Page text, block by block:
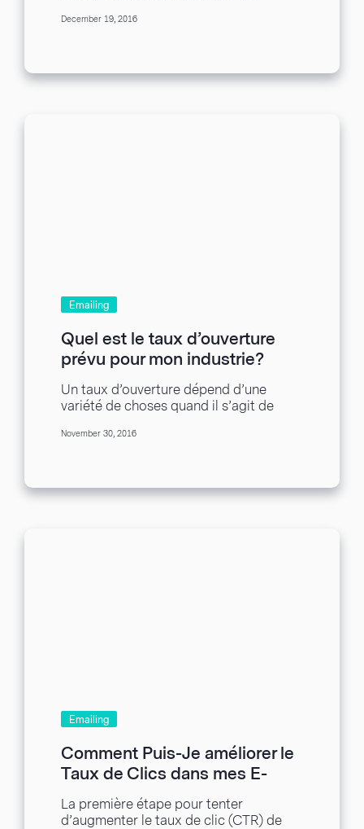
December 19, 2016
Emailing
Quel est le taux d’ouverture
prévu pour mon industrie?
Un taux d’ouverture dépend d’une
variété de choses quand il s’agit de
ne peut...
November 30, 2016
Emailing
Comment Puis-Je améliorer le
Taux de Clics dans mes E-
Mails ?
La première étape pour tenter
d’augmenter le taux de clic (CTR) de